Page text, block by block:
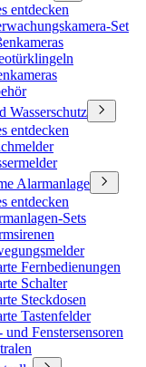
entdecken
Set
Wasserschutz
entdecken
Alarmanlage
entdecken
Sets
Fernbedienungen
Schalter
Steckdosen
Tastenfelder
und Fenstersensoren